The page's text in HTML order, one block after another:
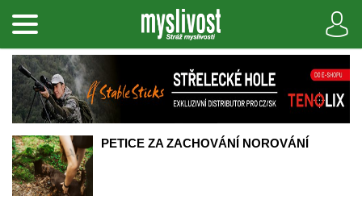
PETICE ZA ZACHOVÁNÍ NOROVÁNÍ